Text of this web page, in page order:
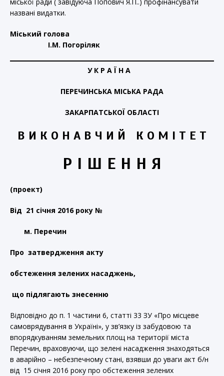
названі видатки.
Міський голова
І.М. Погоріляк
У К Р А Ї Н А
ПЕРЕЧИНСЬКА МІСЬКА РАДА
ЗАКАРПАТСЬКОЇ ОБЛАСТІ
В И К О Н А В Ч И Й К О М І Т Е Т
Р І Ш Е Н Н Я
(проект)
Від 21 січня 2016року №
м. Перечин
Про затвердження акту
обстеження зелених насаджень,
що підлягають знесенню
Відповідно до п. 1 частини 6, статті 33 ЗУ «Про місцеве
самоврядування в Україні», у зв’язку із забудовою та
впорядкуванням земельних площ на території міста
Перечин, враховуючи, що зелені насадження знаходяться
в аварійно – небезпечному стані, взявши до уваги акт б/н
від 15 січня 2016 року про обстеження зелених